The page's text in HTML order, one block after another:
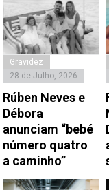
Gravidez
28 de Julho, 2026
Rúben Neves e
Débora
anunciam “bebé
número quatro
a caminho”